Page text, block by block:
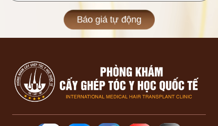
Báo giá tự động